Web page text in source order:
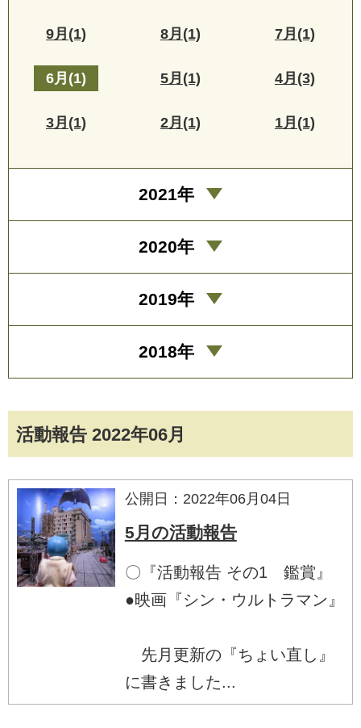
活動報告 2022年06月
公開日：2022年06月04日
5月の活動報告
〇『活動報告 その1 鑑賞』
●映画『シン・ウルトラマン』
先月更新の『ちょい直し』
に書きました...
9月(1) 8月(1) 7月(1)
6月(1) 5月(1) 4月(3)
3月(1) 2月(1) 1月(1)
2021年
2020年
2019年
2018年